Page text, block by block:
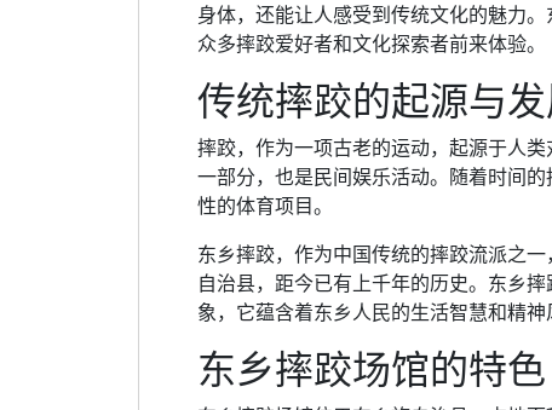
身体，还能让人感受到传统文化的魅力
众多摔跤爱好者和文化探索者前来体验。
传统摔跤的起源与
摔跤，作为一项古老的运动，起源于人
一部分，也是民间娱乐活动。随着时间
性的体育项目。
东乡摔跤，作为中国传统的摔跤流派之
自治县，距今已有上千年的历史。东乡
象，它蕴含着东乡人民的生活智慧和精神
东乡摔跤场馆的特色